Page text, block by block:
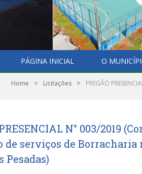
PÁGINA INICIAL O
Home » Licitações » PREGÃO
N° 003/2019
de serviços de Borracharia
Pesadas)